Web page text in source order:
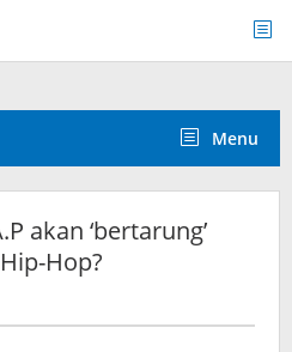
Menu
akan ‘bertarung’
Hop?